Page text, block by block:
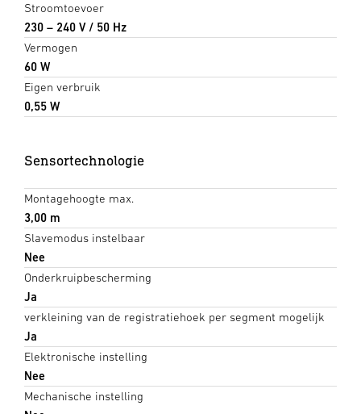
Stroomtoevoer
230 – 240 V / 50 Hz
Vermogen
60 W
Eigen verbruik
0,55 W
Sensortechnologie
Montagehoogte max.
3,00 m
Slavemodus instelbaar
Nee
Onderkruipbescherming
Ja
verkleining van de registratiehoek per segment mogelijk
Ja
Elektronische instelling
Nee
Mechanische instelling